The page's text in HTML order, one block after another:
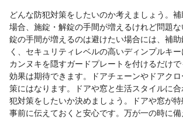
どんな防犯対策をしたいのか考えましょう。
場合、施錠・解錠の手間が増えるけれど問題
錠の手間が増えるのは避けたい場合には、補
く、セキュリティレベルの高いディンプルキー
カンヌキを隠すガードプレートを付けるだけ
効果は期待できます。ドアチェーンやドアク
策にはなります。ドアや窓と生活スタイルに
犯対策をしたいか決めましょう。ドアや窓が
事前に伝えておくと安心です。万が一の時に